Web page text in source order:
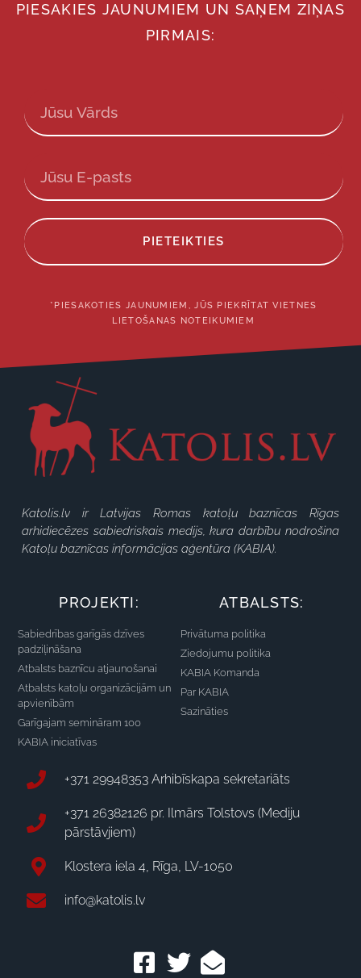
PIESAKIES JAUNUMIEM UN SAŅEM ZIŅAS
PIRMAIS:
PIETEIKTIES
*PIESAKOTIES JAUNUMIEM, JŪS PIEKRĪTAT VIETNES
LIETOŠANAS NOTEIKUMIEM
Katolis.lv ir Latvijas Romas katoļu baznīcas Rīgas
arhidiecēzes sabiedriskais medijs, kura darbību nodrošina
Katoļu baznīcas informācijas aģentūra (KABIA).
PROJEKTI:
Sabiedrības garīgās dzīves
padziļināšana
Atbalsts baznīcu atjaunošanai
Atbalsts katoļu organizācijām un
apvienībām
Garīgajam semināram 100
KABIA iniciatīvas
ATBALSTS:
Privātuma politika
Ziedojumu politika
KABIA Komanda
Par KABIA
Sazināties
+371 29948353 Arhibīskapa sekretariāts
+371 26382126 pr. Ilmārs Tolstovs (Mediju
pārstāvjiem)
Klostera iela 4, Rīga, LV-1050
info@katolis.lv